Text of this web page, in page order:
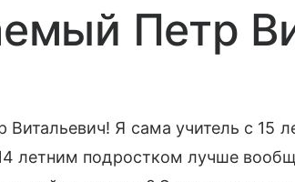
Петр
Я сама учитель с 15
летним подростком лучше